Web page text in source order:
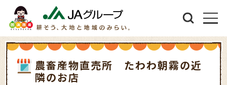
農畜産物直売所 たわわ朝霧の近
隣のお店